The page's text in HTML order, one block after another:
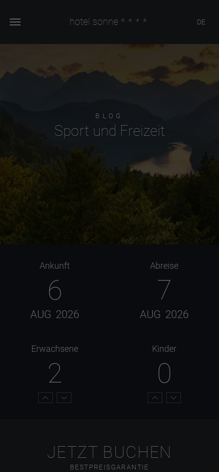
hotel sonne **** DE
BLOG
Sport und Freizeit
Ankunft
6
AUG 2026
Abreise
7
AUG 2026
Erwachsene
2
Kinder
0
JETZT BUCHEN
BESTPREISGARANTIE